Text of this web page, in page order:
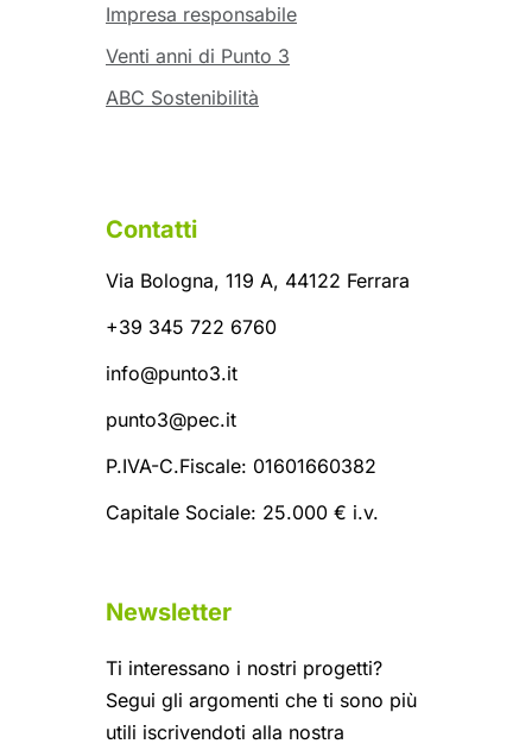
Impresa responsabile
Venti anni di Punto 3
ABC Sostenibilità
Contatti
Via Bologna, 119 A, 44122 Ferrara
+39 345 722 6760
info@punto3.it
punto3@pec.it
P.IVA-C.Fiscale: 01601660382
Capitale Sociale: 25.000 € i.v.
Newsletter
Ti interessano i nostri progetti?
Segui gli argomenti che ti sono più
utili iscrivendoti alla nostra